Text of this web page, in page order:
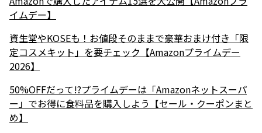
イムデー】
資生堂やKOSEも！お値段そのままで豪華おまけ付き「限
定コスメキット」を要チェック【Amazonプライムデー
2026】
50%OFFだって!?プライムデーは「Amazonネットスーパ
ー」でお得に食料品を購入しよう【セール・クーポンまと
め】